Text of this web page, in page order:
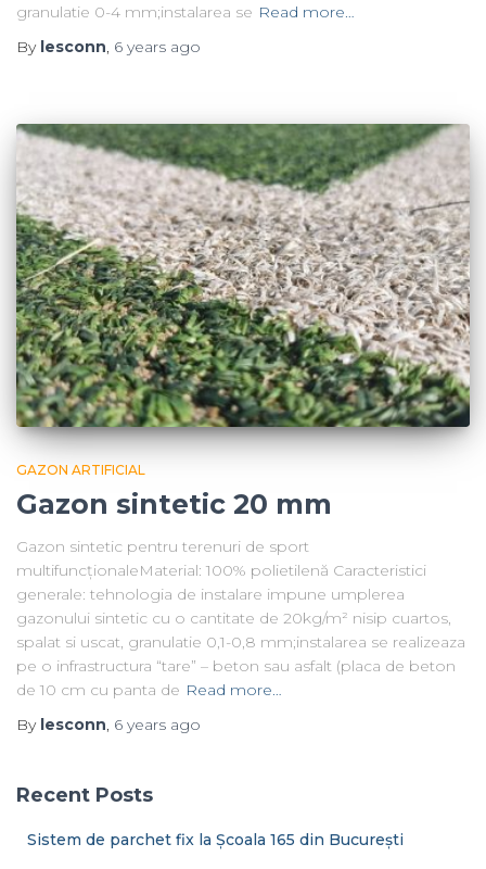
granulatie 0-4 mm;instalarea se Read more…
By lesconn, 6 years ago
GAZON ARTIFICIAL
Gazon sintetic 20 mm
Gazon sintetic pentru terenuri de sport
multifuncționaleMaterial: 100% polietilenă Caracteristici
generale: tehnologia de instalare impune umplerea
gazonului sintetic cu o cantitate de 20kg/m² nisip cuartos,
spalat si uscat, granulatie 0,1-0,8 mm;instalarea se realizeaza
pe o infrastructura “tare” – beton sau asfalt (placa de beton
de 10 cm cu panta de Read more…
By lesconn 6 years ago
Recent Posts
Sistem de parchet fix la Școala 165 din București